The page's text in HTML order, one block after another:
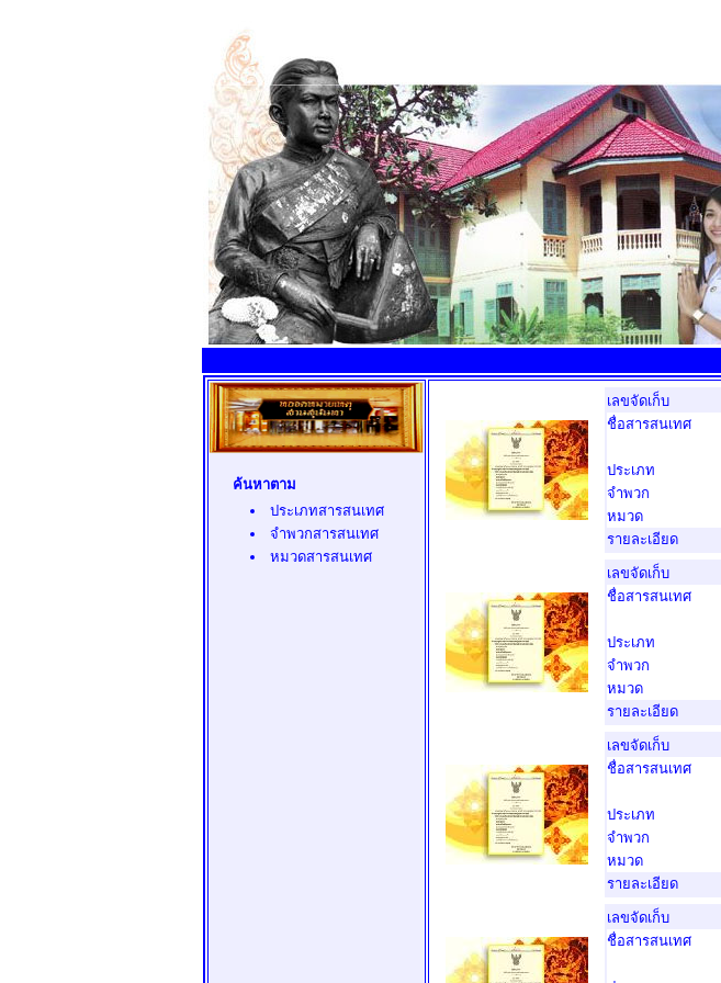
ค้นหาตาม
ประเภทสารสนเทศ
จำพวกสารสนเทศ
หมวดสารสนเทศ
เลขจัดเก็บ
ชื่อสารสนเทศ
ประเภท
จำพวก
หมวด
รายละเอียด
เลขจัดเก็บ
ชื่อสารสนเทศ
ประเภท
จำพวก
หมวด
รายละเอียด
เลขจัดเก็บ
ชื่อสารสนเทศ
ประเภท
จำพวก
หมวด
รายละเอียด
เลขจัดเก็บ
ชื่อสารสนเทศ